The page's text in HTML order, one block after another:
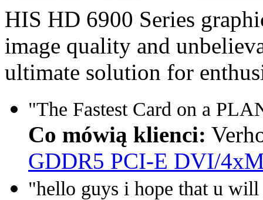
HIS HD 6900 Series
image quality and
ultimate solution for
"The Fastest Card on a
Co mówią klienci:
GDDR5 PCI-E DVI/
"hello guys i hope that u